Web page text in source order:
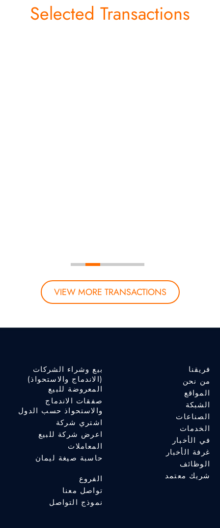
Selected Transactions
VIEW MORE TRANSACTIONS
فريقنا
من نحن
المواقع
الشبكة
الصناعات
الخدمات
في الأخبار
غرفة الأخبار
الوظائف
شريك معتمد
بيع وشراء الشركات
(الاندماج والاستحواذ)
المعروضة للبيع
صفقات الاندماج
والاستحواذ حسب الدول
اشتري شركة
اعرض شركة للبيع
المعاملات
حاسبة صيغة ليمان
الفروع
تواصل معنا
نموذج التواصل